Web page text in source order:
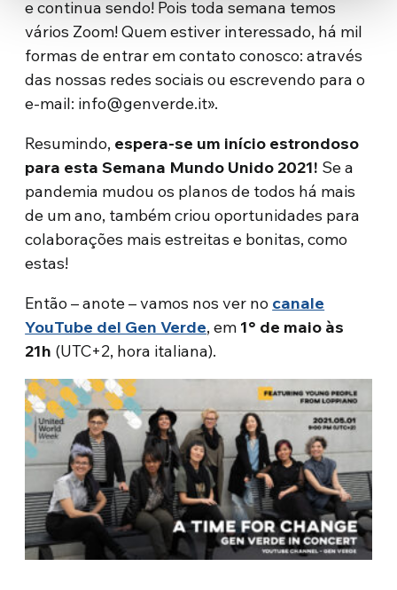
e continua sendo! Pois toda semana temos
vários Zoom! Quem estiver interessado, há mil
formas de entrar em contato conosco: ​​através
das nossas redes sociais ou escrevendo para o
e-mail: info@genverde.it».
Resumindo, espera-se um início estrondoso
para esta Semana Mundo Unido 2021! Se a
pandemia mudou os planos de todos há mais
de um ano, também criou oportunidades para
colaborações mais estreitas e bonitas, como
estas!
Então – anote – vamos nos ver no canale
YouTube del Gen Verde, em 1° de maio às
21h (UTC+2, hora italiana).